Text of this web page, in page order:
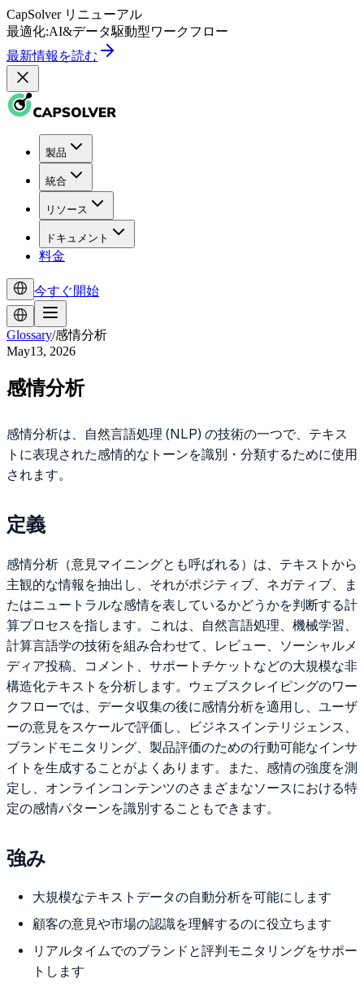
CapSolver リニューアル
最適化:AI&データ駆動型ワークフロー
最新情報を読む
製品
統合
リソース
ドキュメント
料金
今すぐ開始
Glossary/感情分析
May13, 2026
感情分析
感情分析は、自然言語処理 (NLP) の技術の一つで、テキス
トに表現された感情的なトーンを識別・分類するために使用
されます。
定義
感情分析（意見マイニングとも呼ばれる）は、テキストから
主観的な情報を抽出し、それがポジティブ、ネガティブ、ま
たはニュートラルな感情を表しているかどうかを判断する計
算プロセスを指します。これは、自然言語処理、機械学習、
計算言語学の技術を組み合わせて、レビュー、ソーシャルメ
ディア投稿、コメント、サポートチケットなどの大規模な非
構造化テキストを分析します。ウェブスクレイピングのワー
クフローでは、データ収集の後に感情分析を適用し、ユーザ
ーの意見をスケールで評価し、ビジネスインテリジェンス、
ブランドモニタリング、製品評価のための行動可能なインサ
イトを生成することがよくあります。また、感情の強度を測
定し、オンラインコンテンツのさまざまなソースにおける特
定の感情パターンを識別することもできます。
強み
大規模なテキストデータの自動分析を可能にします
顧客の意見や市場の認識を理解するのに役立ちます
リアルタイムでのブランドと評判モニタリングをサポー
トします